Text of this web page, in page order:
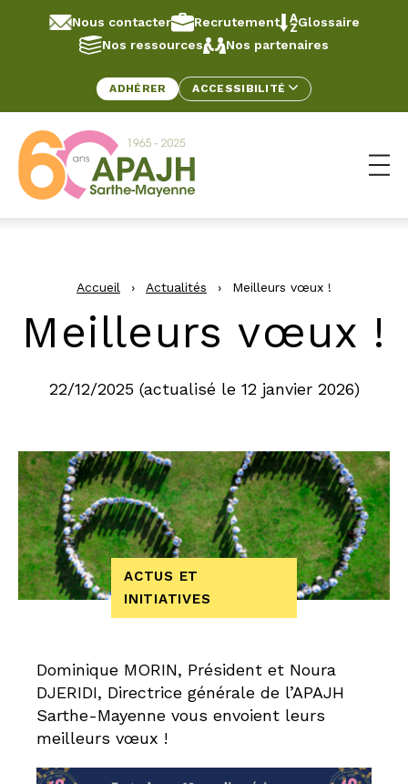
Aller au contenu
Nous contacter Recrutement
Glossaire
Nos ressources
Nos partenaires
ADHÉRER ACCESSIBILITÉ
Accueil › Actualités › Meilleurs vœux !
Meilleurs vœux !
22/12/2025 (actualisé le 12 janvier 2026)
ACTUS ET
INITIATIVES
Dominique MORIN, Président et Noura
DJERIDI, Directrice générale de l’APAJH
Sarthe-Mayenne vous envoient leurs
meilleurs vœux !
Panneau de gestion des cookies